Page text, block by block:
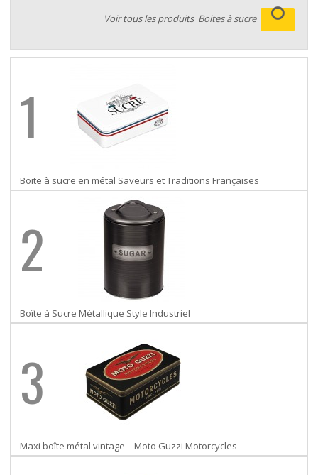
Voir tous les produits Boites à sucre
1
Boite à sucre en métal Saveurs et Traditions Françaises
2
Boîte à Sucre Métallique Style Industriel
3
Maxi boîte métal vintage – Moto Guzzi Motorcycles